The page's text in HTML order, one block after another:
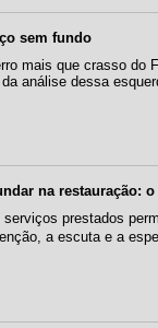
sem fundo
mais que crasso do
análise dessa
na restauração:
prestados
a escuta e a